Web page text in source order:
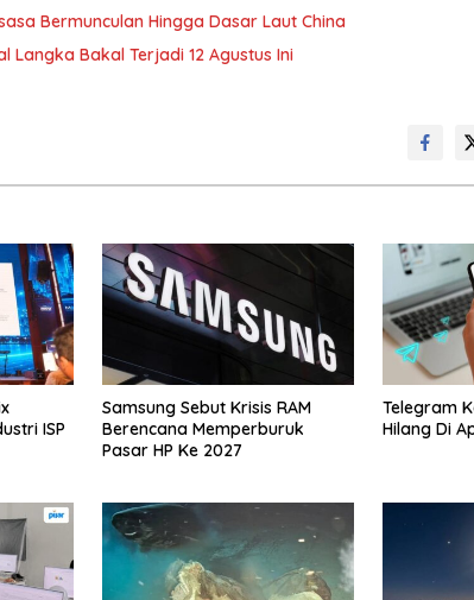
Bermunculan Hingga Dasar Laut China
Langka Bakal Terjadi 12 Agustus Ini
ISP
Samsung Sebut Krisis RAM
Berencana Memperburuk
Pasar HP Ke 2027
Telegram
Hilang Di